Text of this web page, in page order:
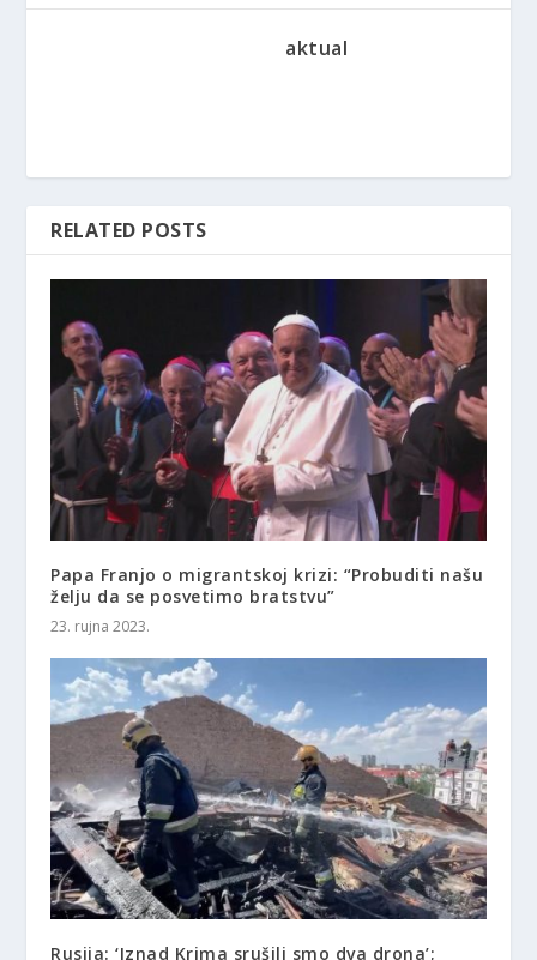
aktual
RELATED POSTS
Papa Franjo o migrantskoj krizi: “Probuditi našu
želju da se posvetimo bratstvu”
23. rujna 2023.
Rusija: ‘Iznad Krima srušili smo dva drona’;